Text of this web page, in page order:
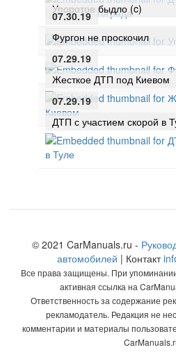
Упоротое быдло (c)
07.30.19
Фургон не проскочил
07.29.19
Жесткое ДТП под Киевом
07.29.19
ДТП с участием скорой в
© 2021 CarManuals.ru -
автомобилей | Контакт
Все права защищены. При
активная ссылка на
Ответственность за содержание
рекламодатель. Редакция не
комментарии и материалы